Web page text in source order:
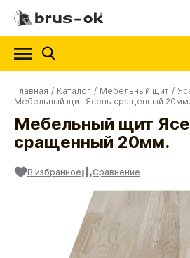
Главная / Каталог / Мебельный щит /
Мебельный щит Ясень сращенный 20мм.
Мебельный щит
сращенный 20мм.
В избранное Сравнение